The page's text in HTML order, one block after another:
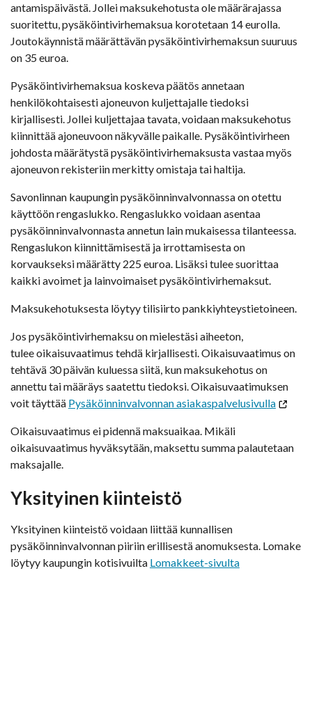
antamispäivästä. Jollei maksukehotusta ole määrärajassa
suoritettu, pysäköintivirhemaksua korotetaan 14 eurolla.
Joutokäynnistä määrättävän pysäköintivirhemaksun suuruus
on 35 euroa.
Pysäköintivirhemaksua koskeva päätös annetaan
henkilökohtaisesti ajoneuvon kuljettajalle tiedoksi
kirjallisesti. Jollei kuljettajaa tavata, voidaan maksukehotus
kiinnittää ajoneuvoon näkyvälle paikalle. Pysäköintivirheen
johdosta määrätystä pysäköintivirhemaksusta vastaa myös
ajoneuvon rekisteriin merkitty omistaja tai haltija.
Savonlinnan kaupungin pysäköinninvalvonnassa on otettu
käyttöön rengaslukko. Rengaslukko voidaan asentaa
pysäköinninvalvonnasta annetun lain mukaisessa tilanteessa.
Rengaslukon kiinnittämisestä ja irrottamisesta on
korvaukseksi määrätty 225 euroa. Lisäksi tulee suorittaa
kaikki avoimet ja lainvoimaiset pysäköintivirhemaksut.
Maksukehotuksesta löytyy tilisiirto pankkiyhteystietoineen.
Jos pysäköintivirhemaksu on mielestäsi aiheeton,
tulee oikaisuvaatimus tehdä kirjallisesti. Oikaisuvaatimus on
tehtävä 30 päivän kuluessa siitä, kun maksukehotus on
annettu tai määräys saatettu tiedoksi. Oikaisuvaatimuksen
voit täyttää Pysäköinninvalvonnan asiakaspalvelusivulla
Oikaisuvaatimus ei pidennä maksuaikaa. Mikäli
oikaisuvaatimus hyväksytään, maksettu summa palautetaan
maksajalle.
Yksityinen kiinteistö
Yksityinen kiinteistö voidaan liittää kunnallisen
pysäköinninvalvonnan piiriin erillisestä anomuksesta. Lomake
löytyy kaupungin kotisivuilta Lomakkeet-sivulta